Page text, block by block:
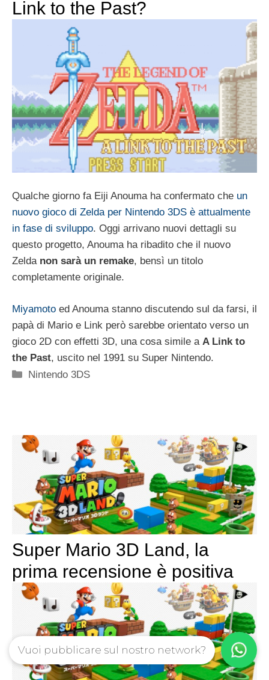
Link to the Past?
Qualche giorno fa Eiji Anouma ha confermato che un
nuovo gioco di Zelda per Nintendo 3DS è attualmente
in fase di sviluppo. Oggi arrivano nuovi dettagli su
questo progetto, Anouma ha ribadito che il nuovo
Zelda non sarà un remake, bensì un titolo
completamente originale.
Miyamoto ed Anouma stanno discutendo sul da farsi, il
papà di Mario e Link però sarebbe orientato verso un
gioco 2D con effetti 3D, una cosa simile a A Link to
the Past, uscito nel 1991 su Super Nintendo.
Categorie
Nintendo 3DS
Super Mario 3D Land, la
prima recensione è positiva
Vuoi pubblicare sul nostro network?